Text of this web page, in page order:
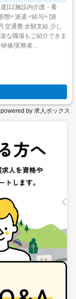
]12施設内介護・看
研修/実務者...
powered by 求人ボックス